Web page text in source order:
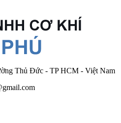
Thủ Đức - TP HCM - Việt Nam